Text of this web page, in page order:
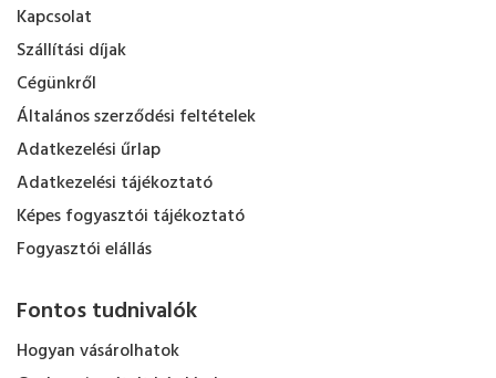
Kapcsolat
Szállítási díjak
Cégünkről
Általános szerződési feltételek
Adatkezelési űrlap
Adatkezelési tájékoztató
Képes fogyasztói tájékoztató
Fogyasztói elállás
Fontos tudnivalók
Hogyan vásárolhatok